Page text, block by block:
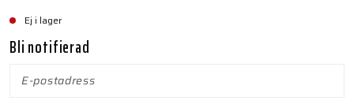
Ej i lager
Bli notifierad